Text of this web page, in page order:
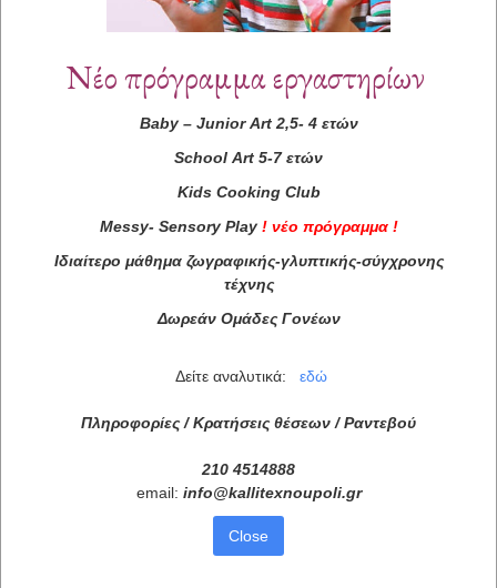
Νέο πρόγραμμα εργαστηρίων
Baby– Junior Art2,5- 4 ετών
School Art 5-7 ετών
Kids Cooking Club
Messy- Sensory Play ! νέο πρόγραμμα !
Ιδιαίτερο μάθημα ζωγραφικής-γλυπτικής-σύγχρονης
τέχνης
Δωρεάν Ομάδες Γονέων
Δείτε αναλυτικά: εδώ
Πληροφορίες / Κρατήσεις θέσεων / Ραντεβού
210 4514888
email: info@kallitexnoupoli.gr
Close